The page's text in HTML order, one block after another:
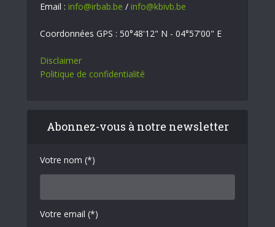
Email : info@irbab.be / info@kbivb.be
Coordonnées GPS : 50°48'12" N - 04°57'00" E
Disclaimer
Politique de confidentialité
Abonnez-vous à notre newsletter
Votre nom (*)
Votre email (*)